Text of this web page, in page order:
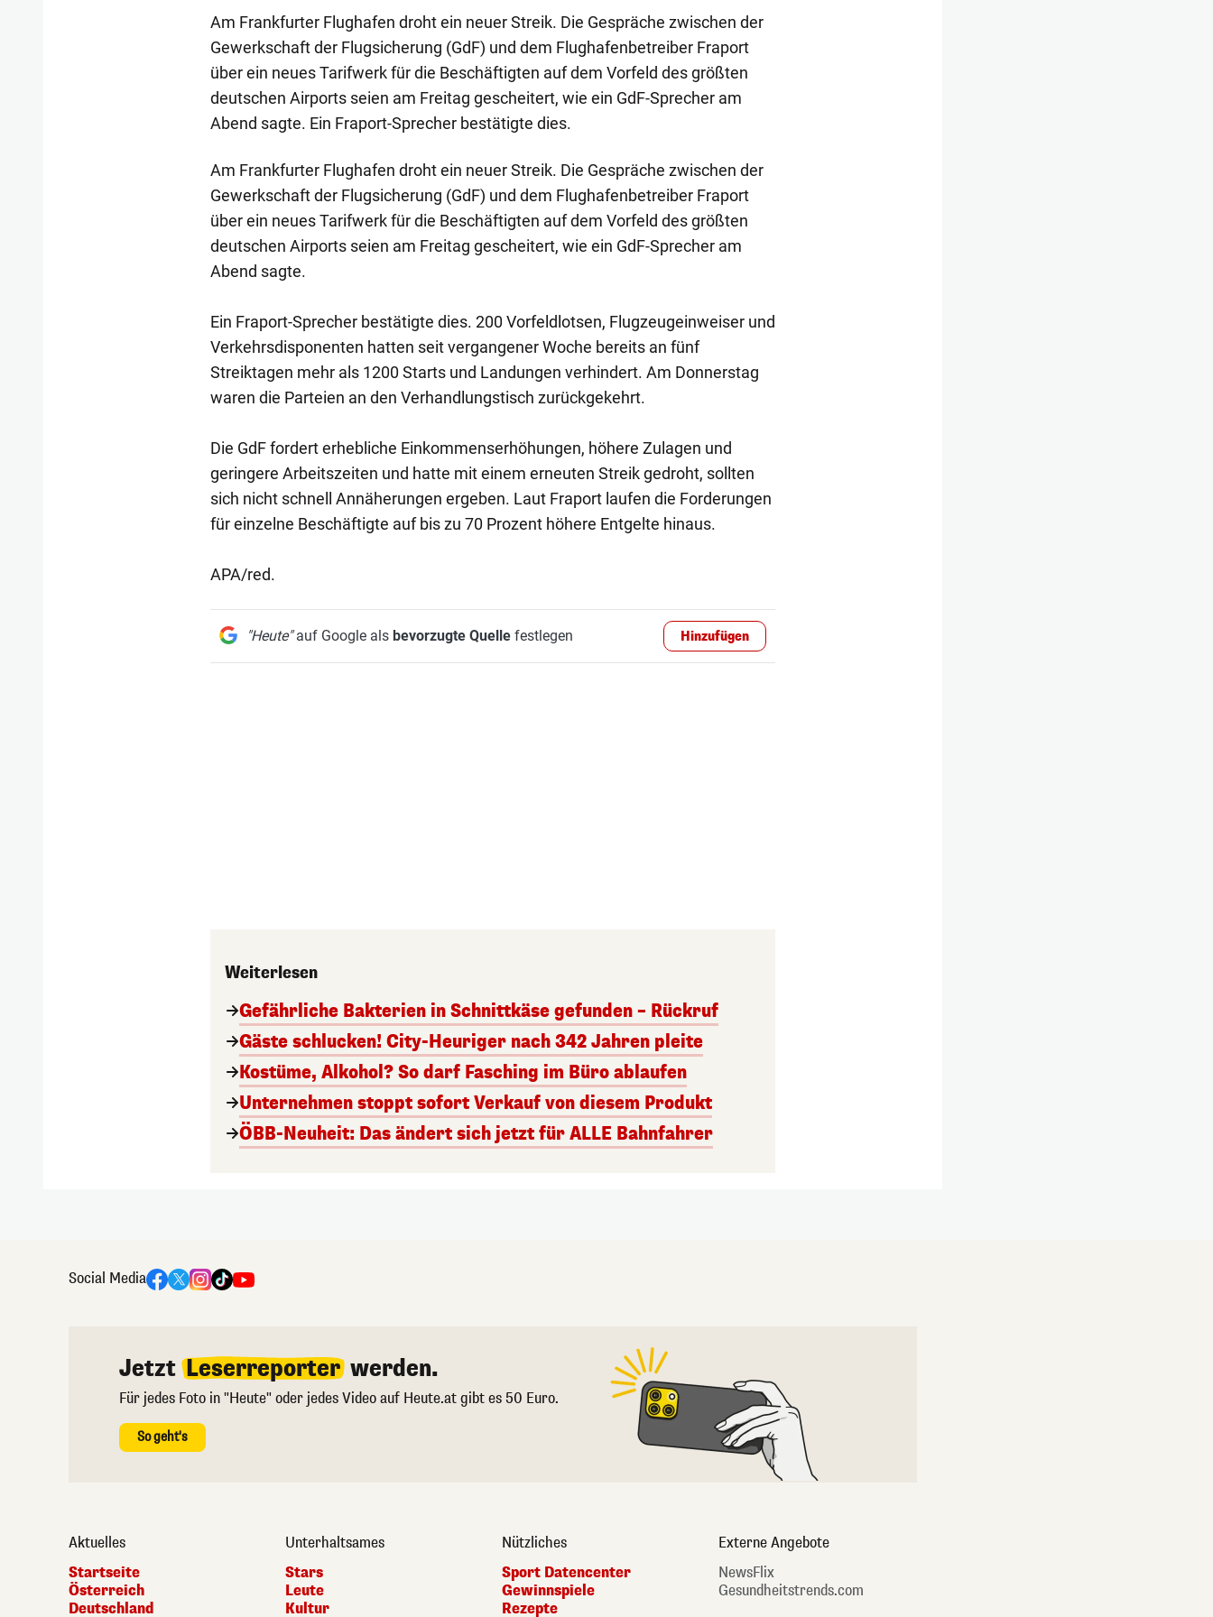
Am Frankfurter Flughafen droht ein neuer Streik. Die Gespräche zwischen der
Gewerkschaft der Flugsicherung (GdF) und dem Flughafenbetreiber Fraport
über ein neues Tarifwerk für die Beschäftigten auf dem Vorfeld des größten
deutschen Airports seien am Freitag gescheitert, wie ein GdF-Sprecher am
Abend sagte. Ein Fraport-Sprecher bestätigte dies.
Am Frankfurter Flughafen droht ein neuer Streik. Die Gespräche zwischen der
Gewerkschaft der Flugsicherung (GdF) und dem Flughafenbetreiber Fraport
über ein neues Tarifwerk für die Beschäftigten auf dem Vorfeld des größten
deutschen Airports seien am Freitag gescheitert, wie ein GdF-Sprecher am
Abend sagte.
Ein Fraport-Sprecher bestätigte dies. 200 Vorfeldlotsen, Flugzeugeinweiser und
Verkehrsdisponenten hatten seit vergangener Woche bereits an fünf
Streiktagen mehr als 1200 Starts und Landungen verhindert. Am Donnerstag
waren die Parteien an den Verhandlungstisch zurückgekehrt.
Die GdF fordert erhebliche Einkommenserhöhungen, höhere Zulagen und
geringere Arbeitszeiten und hatte mit einem erneuten Streik gedroht, sollten
sich nicht schnell Annäherungen ergeben. Laut Fraport laufen die Forderungen
für einzelne Beschäftigte auf bis zu 70 Prozent höhere Entgelte hinaus.
APA/red.
"Heute"auf Google als bevorzugte Quellefestlegen Hinzufügen
Weiterlesen
Gefährliche Bakterien in Schnittkäse gefunden – Rückruf
Gäste schlucken! City-Heuriger nach 342 Jahren pleite
Kostüme, Alkohol? So darf Fasching im Büro ablaufen
Unternehmen stoppt sofort Verkauf von diesem Produkt
ÖBB-Neuheit: Das ändert sich jetzt für ALLE Bahnfahrer
Social Media
Jetzt Leserreporter werden.
Für jedes Foto in "Heute" oder jedes Video auf Heute.at gibt es 50 Euro.
So geht's
Aktuelles
Startseite
Österreich
Deutschland
Unterhaltsames
Stars
Leute
Kultur
Nützliches
Sport Datencenter
Gewinnspiele
Rezepte
Externe Angebote
NewsFlix
Gesundheitstrends.com